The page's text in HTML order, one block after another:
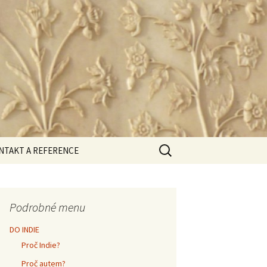
A REFERENCE
Vyhledávání
Podrobné menu
DO INDIE
Proč Indie?
Proč autem?